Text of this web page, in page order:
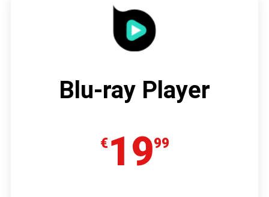
Blu-ray Player
€1999